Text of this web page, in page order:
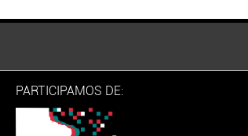
PARTICIPAMOS DE: